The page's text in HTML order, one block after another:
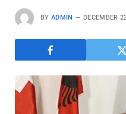
BY ADMIN DECEMBER